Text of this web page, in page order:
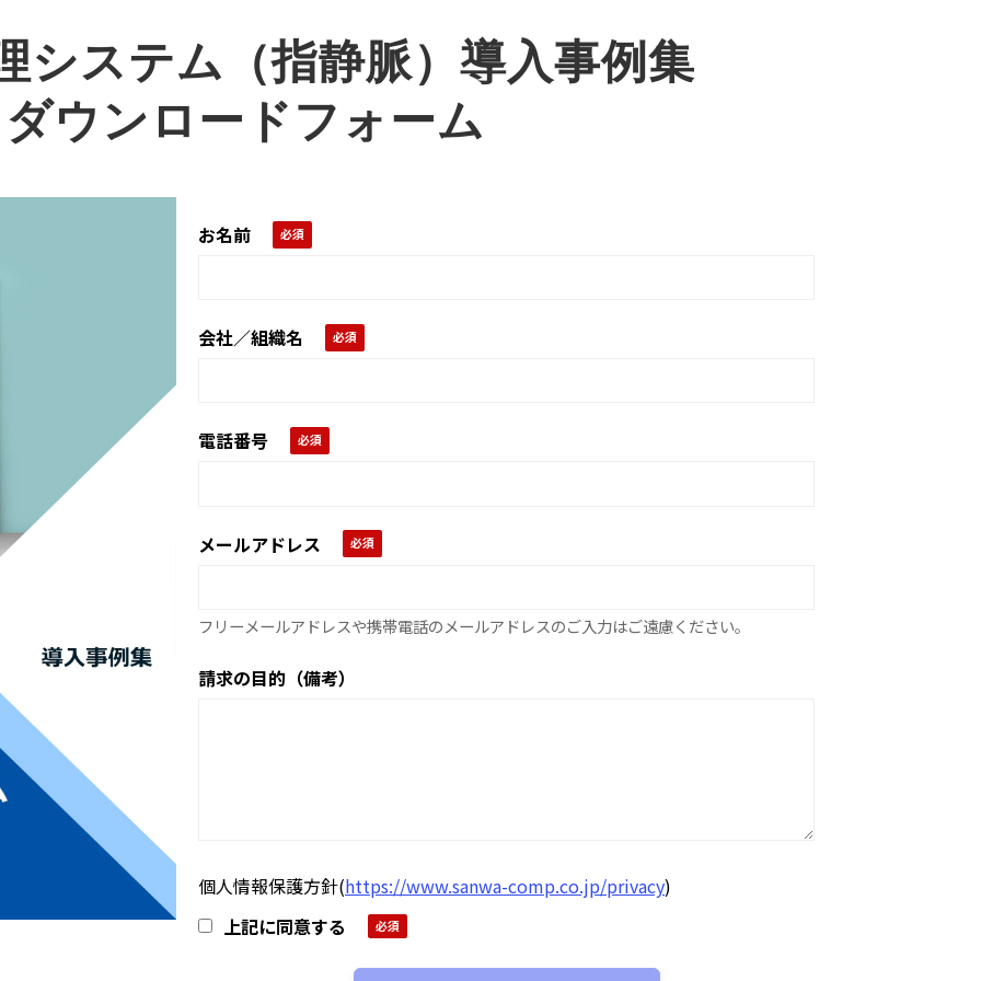
システム（指静脈）導入事例集
ダウンロードフォーム
お名前
会社／組織名
電話番号
メールアドレス
フリーメールアドレスや携帯電話のメールアドレスのご入力はご遠慮ください。
請求の目的（備考）
個人情報保護方針(https://www.sanwa-comp.co.jp/privacy)
上記に同意する